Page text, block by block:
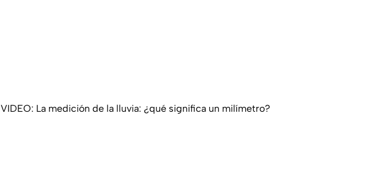
VIDEO: La medición de la lluvia: ¿qué significa un milímetro?